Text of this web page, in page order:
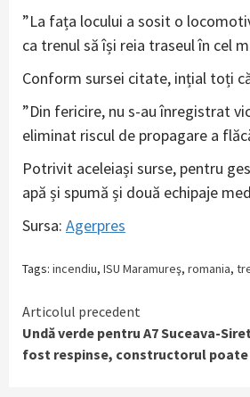
”La fața locului a sosit o
ca trenul să își reia traseul în cel
Conform sursei citate, ințial toți
”Din fericire, nu s-au înregistrat
eliminat riscul de propagare a
Potrivit aceleiași surse, pentru
apă și spumă și două echipaje
Sursa: Agerpres
Tags: incendiu, ISU Maramureş, romania,
Continue
Reading
Articolul precedent
Undă verde pentru A7 Suceava-
fost respinse, constructorul